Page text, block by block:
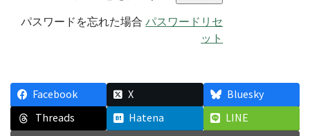
パスワードを忘れた場合パスワードリセ
ット
Facebook X
Bluesky
Threads
Hatena LINE